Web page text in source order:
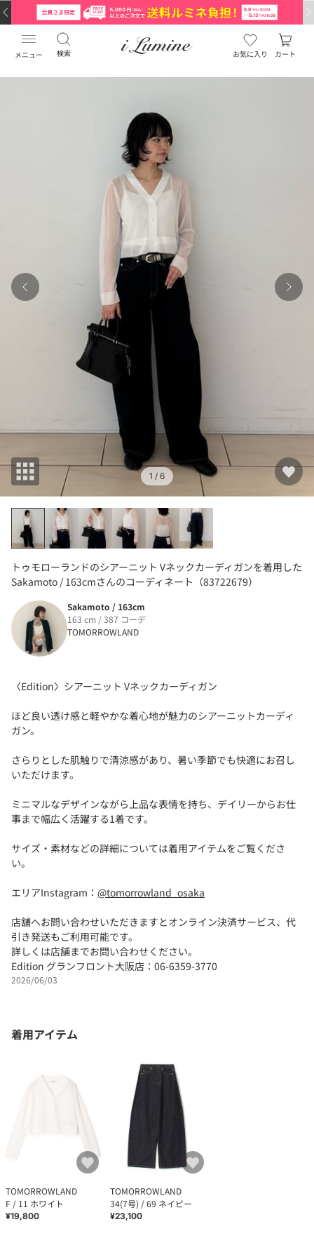
メニュー 検索 お気に入り カート
1 / 6
トゥモローランドのシアーニット Vネックカーディガンを着用した
Sakamoto / 163cmさんのコーディネート（83722679）
Sakamoto / 163cm
163 cm / 387 コーデ
TOMORROWLAND
〈Edition〉シアーニット Vネックカーディガン
ほど良い透け感と軽やかな着心地が魅力のシアーニットカーディ
ガン。
さらりとした肌触りで清涼感があり、暑い季節でも快適にお召し
いただけます。
ミニマルなデザインながら上品な表情を持ち、デイリーからお仕
事まで幅広く活躍する1着です。
サイズ・素材などの詳細については着用アイテムをご覧くださ
い。
エリアInstagram： @tomorrowland_osaka
店舗へお問い合わせいただきますとオンライン決済サービス、代
引き発送もご利用可能です。
詳しくは店舗までお問い合わせください。
Edition グランフロント大阪店：06-6359-3770
2026/06/03
着用アイテム
TOMORROWLAND
F / 11 ホワイト
¥19,800
TOMORROWLAND
34(7号) / 69 ネイビー
¥23,100